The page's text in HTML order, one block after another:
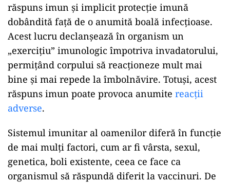
răspuns imun și implicit protecție imună
dobândită față de o anumită boală infecțioase.
Acest lucru declanșează în organism un
„exercițiu” imunologic împotriva invadatorului,
permițând corpului să reacționeze mult mai
bine și mai repede la îmbolnăvire. Totuși, acest
răspuns imun poate provoca anumite reacții
adverse.
Sistemul imunitar al oamenilor diferă în funcție
de mai mulți factori, cum ar fi vârsta, sexul,
genetica, boli existente, ceea ce face ca
organismul să răspundă diferit la vaccinuri. De